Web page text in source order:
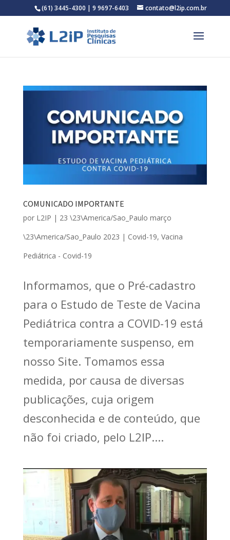
(61) 3445-4300 | 9 9697-6403 contato@l2ip.com.br
COMUNICADO IMPORTANTE
por L2IP | 23 \23\America/Sao_Paulo março
\23\America/Sao_Paulo 2023 | Covid-19, Vacina
Pediátrica - Covid-19
Informamos, que o Pré-cadastro
para o Estudo de Teste de Vacina
Pediátrica contra a COVID-19 está
temporariamente suspenso, em
nosso Site. Tomamos essa
medida, por causa de diversas
publicações, cuja origem
desconhecida e de conteúdo, que
não foi criado, pelo L2IP....